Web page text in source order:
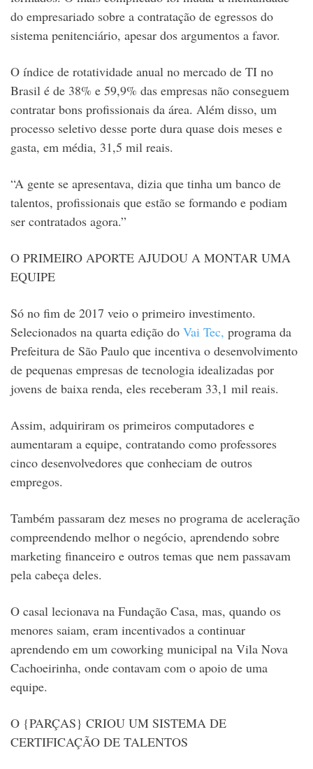
do empresariado sobre a contratação de egressos do
sistema penitenciário, apesar dos argumentos a favor.
O índice de rotatividade anual no mercado de TI no
Brasil é de 38% e 59,9% das empresas não conseguem
contratar bons profissionais da área. Além disso, um
processo seletivo desse porte dura quase dois meses e
gasta, em média, 31,5 mil reais.
“A gente se apresentava, dizia que tinha um banco de
talentos, profissionais que estão se formando e podiam
ser contratados agora.”
O PRIMEIRO APORTE AJUDOU A MONTAR UMA
EQUIPE
Só no fim de 2017 veio o primeiro investimento.
Selecionados na quarta edição do Vai Tec, programa da
Prefeitura de São Paulo que incentiva o desenvolvimento
de pequenas empresas de tecnologia idealizadas por
jovens de baixa renda, eles receberam 33,1 mil reais.
Assim, adquiriram os primeiros computadores e
aumentaram a equipe, contratando como professores
cinco desenvolvedores que conheciam de outros
empregos.
Também passaram dez meses no programa de aceleração
compreendendo melhor o negócio, aprendendo sobre
marketing financeiro e outros temas que nem passavam
pela cabeça deles.
O casal lecionava na Fundação Casa, mas, quando os
menores saiam, eram incentivados a continuar
aprendendo em um coworking municipal na Vila Nova
Cachoeirinha, onde contavam com o apoio de uma
equipe.
O {PARÇAS} CRIOU UM SISTEMA DE
CERTIFICAÇÃO DE TALENTOS